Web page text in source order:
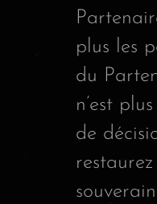
plus les
du
n’est
de